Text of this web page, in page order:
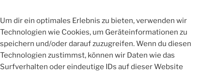
Um dir ein optimales Erlebnis zu bieten, verwenden wir
Technologien wie Cookies, um Geräteinformationen zu
speichern und/oder darauf zuzugreifen. Wenn du diesen
Technologien zustimmst, können wir Daten wie das
Surfverhalten oder eindeutige IDs auf dieser Website